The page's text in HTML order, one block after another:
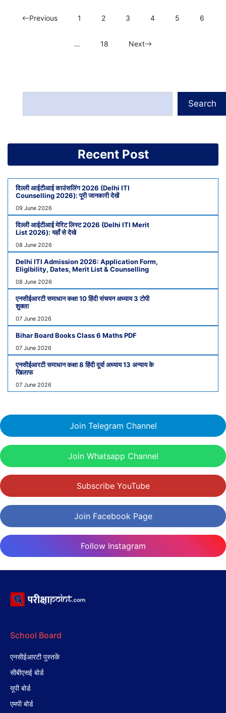
Previous 1 2 3 4 5 6
… 18 Next
Search
Recent Post
दिल्ली आईटीआई काउंसलिंग 2026 (Delhi ITI
Counselling 2026): पूरी जानकारी देखें
09 June 2026
दिल्ली आईटीआई मेरिट लिस्ट 2026 (Delhi ITI Merit
List 2026): यहाँ से देखे
08 June 2026
Delhi ITI Admission 2026: Application Form,
Eligibility, Dates, Merit List & Counselling
08 June 2026
एनसीईआरटी समाधान कक्षा 10 हिंदी संचयन अध्याय 3 टोपी
शुक्ला
07 June 2026
Bihar Board Books Class 6 Maths PDF
07 June 2026
एनसीईआरटी समाधान कक्षा 8 हिंदी दूर्वा अध्याय 13 अन्याय के
खिलाफ
07 June 2026
Join Telegram Channel
Join Whatsapp Channel
Subscribe YouTube
Join Facebook Page
Follow Instagram
School Board
एनसीईआरटी पुस्तकें
सीबीएसई बोर्ड
यूपी बोर्ड
एमपी बोर्ड